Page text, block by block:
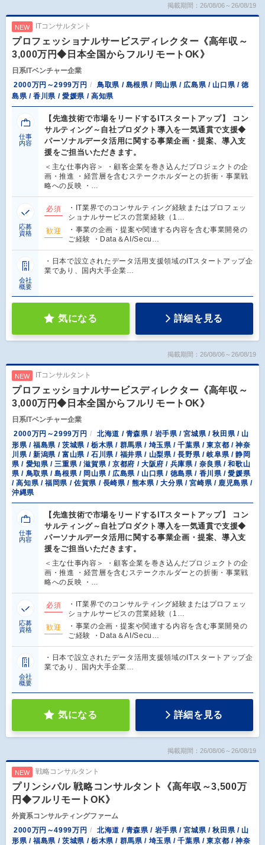
掲載期間：26/08/06～26/08/19
NEW ITコンサルタント
プロフェッショナルサービスディレクター《高年収～
3,000万円◆日本全国からフルリモートOK》
日系ITベンチャー企業
2000万円～2999万円
鳥取県 / 島根県 / 岡山県 / 広島県 / 山口県 / 徳
島県 / 香川県 / 愛媛県 / 高知県
仕事
内容
【先進技術で市場をリードするITスタートアップ】 コン
サルティング～自社プロダクト導入を一気通貫で支援◆
パーソナルデータ活用に関する事業企画・提案、導入支
援をご担当いただきます。
＜主な仕事内容＞ ・顧客企業を巻き込んだプロジェクトの企
画・推進 ・経営層を含むステークホルダーとの折衝・事業戦
略への反映 ・…
応募
資格
必須
・IT業界でのコンサルティング経験またはプロフェッ
ショナルサービスの営業経験（1…
歓迎
・事業の企画・提案や関連する内容を含む事業開発の
ご経験 ・Data＆AI/Secu…
会社
概要
・日本で設立されたデータ活用支援領域のITスタートアップ企
業であり、国内大手企業…
気になる 詳細を見る
掲載期間：26/08/06～26/08/19
NEW ITコンサルタント
プロフェッショナルサービスディレクター《高年収～
3,000万円◆日本全国からフルリモートOK》
日系ITベンチャー企業
2000万円～2999万円
北海道 / 青森県 / 岩手県 / 宮城県 / 秋田県 / 山
形県 / 福島県 / 茨城県 / 栃木県 / 群馬県 / 埼玉県 / 千葉県 / 東京都 / 神奈
川県 / 新潟県 / 富山県 / 石川県 / 福井県 / 山梨県 / 長野県 / 岐阜県 / 静岡
県 / 愛知県 / 三重県 / 滋賀県 / 京都府 / 大阪府 / 兵庫県 / 奈良県 / 和歌山
県 / 鳥取県 / 島根県 / 岡山県 / 広島県 / 山口県 / 徳島県 / 香川県 / 愛媛県
/ 高知県 / 福岡県 / 佐賀県 / 長崎県 / 熊本県 / 大分県 / 宮崎県 / 鹿児島県 /
沖縄県
仕事
内容
【先進技術で市場をリードするITスタートアップ】 コン
サルティング～自社プロダクト導入を一気通貫で支援◆
パーソナルデータ活用に関する事業企画・提案、導入支
援をご担当いただきます。
＜主な仕事内容＞ ・顧客企業を巻き込んだプロジェクトの企
画・推進 ・経営層を含むステークホルダーとの折衝・事業戦
略への反映 ・…
応募
資格
必須
・IT業界でのコンサルティング経験またはプロフェッ
ショナルサービスの営業経験（1…
歓迎
・事業の企画・提案や関連する内容を含む事業開発の
ご経験 ・Data＆AI/Secu…
会社
概要
・日本で設立されたデータ活用支援領域のITスタートアップ企
業であり、国内大手企業…
気になる 詳細を見る
掲載期間：26/08/06～26/08/19
NEW 戦略コンサルタント
プリンシパル 戦略コンサルタント《高年収～3,500万
円◆フルリモートOK》
外資系コンサルティングファーム
2000万円～4999万円
北海道 / 青森県 / 岩手県 / 宮城県 / 秋田県 / 山
形県 / 福島県 / 茨城県 / 栃木県 / 群馬県 / 埼玉県 / 千葉県 / 東京都 / 神奈